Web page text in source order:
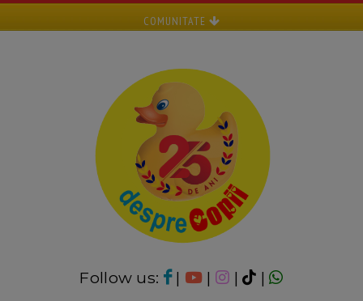
COMUNITATE
Follow us: | | |
|